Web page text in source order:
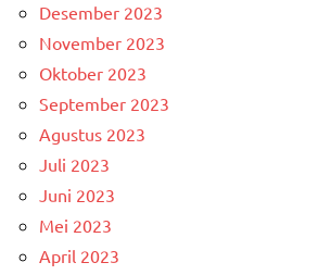
Desember 2023
November 2023
Oktober 2023
September 2023
Agustus 2023
Juli 2023
Juni 2023
Mei 2023
April 2023